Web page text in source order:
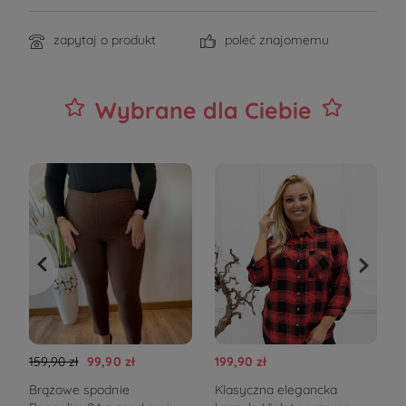
zapytaj o produkt poleć znajomemu
Wybrane dla Ciebie
159,90 zł 99,90 zł
Brązowe spodnie
199,90 zł
Klasyczna elegancka